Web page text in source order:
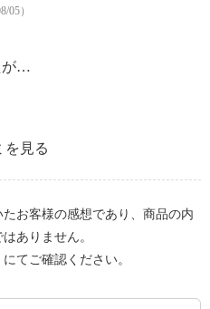
05）
が…
を見る
たお客様の感想であり、商品の内
ありません。
てご確認ください。